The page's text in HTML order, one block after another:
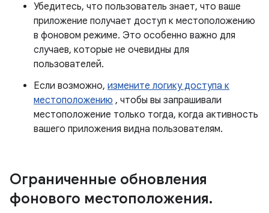
Убедитесь, что пользователь знает, что ваше
приложение получает доступ к местоположению
в фоновом режиме. Это особенно важно для
случаев, которые не очевидны для
пользователей.
Если возможно, измените логику доступа к
местоположению , чтобы вы запрашивали
местоположение только тогда, когда активность
вашего приложения видна пользователям.
Ограниченные обновления
фонового местоположения.